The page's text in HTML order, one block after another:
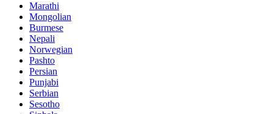
Marathi
Mongolian
Burmese
Nepali
Norwegian
Pashto
Persian
Punjabi
Serbian
Sesotho